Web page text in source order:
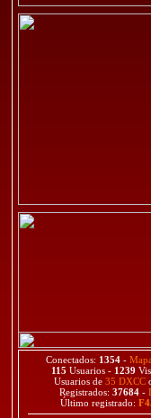
Conectados: 1354 - Mapa
115 Usuarios - 1239
Usuarios de 35 DXCC
Registrados: 37684 -
Último registrado: